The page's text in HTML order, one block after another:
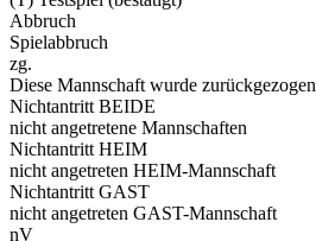
Abbruch
Spielabbruch
zg.
Diese Mannschaft wurde
Nichtantritt BEIDE
nicht angetretene Mannschaften
Nichtantritt HEIM
nicht angetreten HEIM-Mannschaft
Nichtantritt GAST
nicht angetreten GAST-Mannschaft
nV